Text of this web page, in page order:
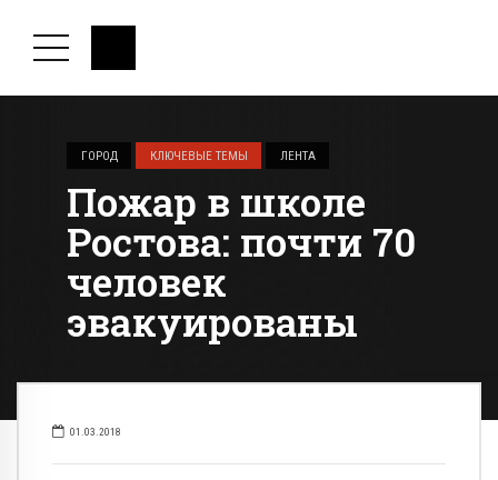
ГОРОД КЛЮЧЕВЫЕ ТЕМЫ ЛЕНТА
Пожар в школе
Ростова: почти 70
человек
эвакуированы
01.03.2018